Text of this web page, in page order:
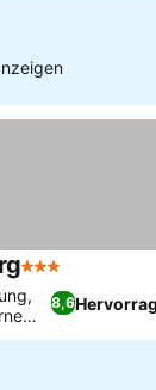
3 Sterne
8,6